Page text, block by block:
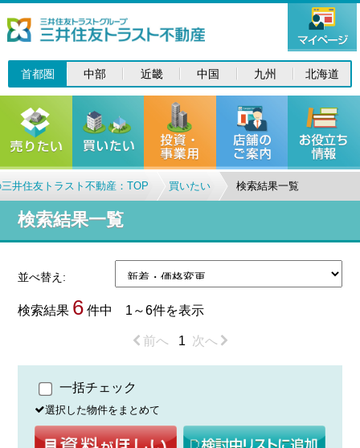
首都圏 中部 近畿 中国 九州 北海道
井住友トラスト不動産：TOP 買いたい 検索結果一覧
検索結果一覧
並べ替え:
検索結果 6 件中 1～6件を表示
前へ 1 次へ
一括チェック
選択した物件をまとめて